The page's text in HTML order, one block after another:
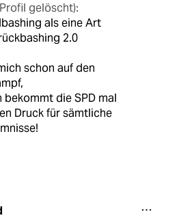
gelöscht):
als eine Art
2.0
schon auf den
bekommt die SPD mal
Druck für sämtliche